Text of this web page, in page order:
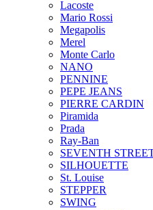
Lacoste
Mario Rossi
Megapolis
Merel
Monte Carlo
NANO
PENNINE
PEPE JEANS
PIERRE CARDIN
Piramida
Prada
Ray-Ban
SEVENTH
SILHOUETTE
St. Louise
STEPPER
SWING